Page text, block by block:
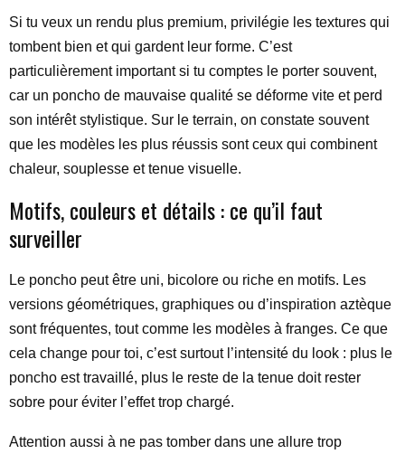
Si tu veux un rendu plus premium, privilégie les textures qui
tombent bien et qui gardent leur forme. C’est
particulièrement important si tu comptes le porter souvent,
car un poncho de mauvaise qualité se déforme vite et perd
son intérêt stylistique. Sur le terrain, on constate souvent
que les modèles les plus réussis sont ceux qui combinent
chaleur, souplesse et tenue visuelle.
Motifs, couleurs et détails : ce qu’il faut
surveiller
Le poncho peut être uni, bicolore ou riche en motifs. Les
versions géométriques, graphiques ou d’inspiration aztèque
sont fréquentes, tout comme les modèles à franges. Ce que
cela change pour toi, c’est surtout l’intensité du look : plus le
poncho est travaillé, plus le reste de la tenue doit rester
sobre pour éviter l’effet trop chargé.
Attention aussi à ne pas tomber dans une allure trop